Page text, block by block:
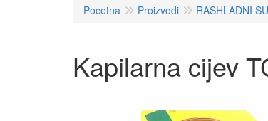
Pocetna Proizvodi RASHLADNI
Kapilarna cijev